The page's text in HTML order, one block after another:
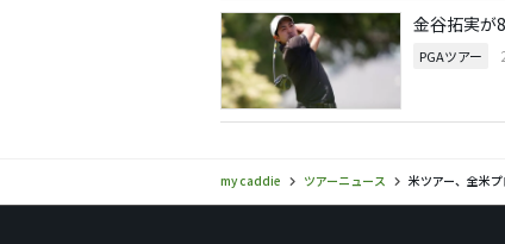
金谷拓実
PGAツアー
my caddie ツアーニュース 米ツアー、全米